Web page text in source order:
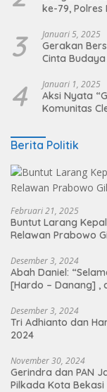
ke-79, Polres
3 Januari 5, 2025
Gerakan
Cinta
4 Januari 1, 2025
Aksi Nyata
Komunitas
Berita Politik
Februari 21, 2025
Buntut Larang
Relawan Prabowo
Desember 3, 2024
Abah Daniel:
[Hardo – Danang] ,
Desember 3, 2024
Tri Adhianto dan
2024
November 30, 2024
Gerindra dan PAN
Pilkada Kota Bekasi